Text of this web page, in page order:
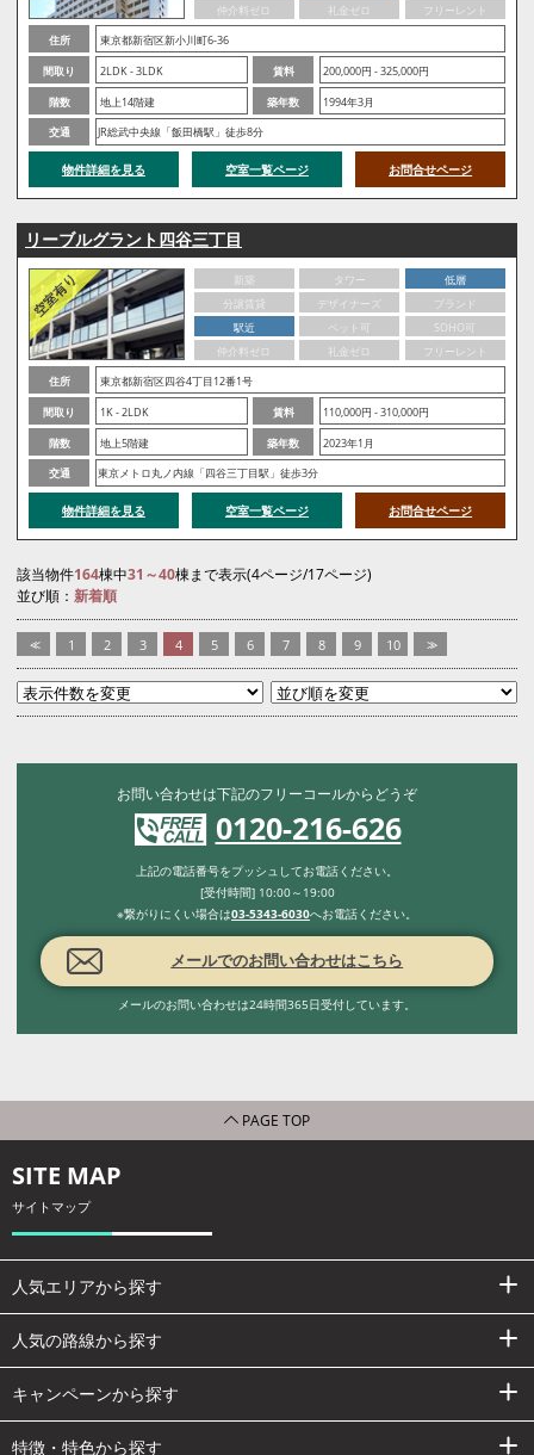
仲介料ゼロ
礼金ゼロ
フリーレント
住所
東京都新宿区新小川町6-36
間取り
2LDK - 3LDK 賃料
200,000円 - 325,000円
階数
地上14階建 築年数
1994年3月
交通
JR総武中央線「飯田橋駅」徒歩8分
物件詳細を見る 空室一覧ページ お問合せページ
リーブルグラント四谷三丁目
新築 タワー
低層
分譲賃貸
デザイナーズ
ブランド
駅近
ペット可
SOHO可
仲介料ゼロ
礼金ゼロ
フリーレント
住所
東京都新宿区四谷4丁目12番1号
間取り
1K - 2LDK 賃料
110,000円 - 310,000円
階数
地上5階建 築年数
2023年1月
交通
東京メトロ丸ノ内線「四谷三丁目駅」徒歩3分
物件詳細を見る 空室一覧ページ お問合せページ
該当物件164棟中31～40棟まで表示(4ページ/17ページ)
並び順： 新着順
<< 1 2 3 4 5 6 7 8 9 10 >>
お問い合わせは下記のフリーコールからどうぞ
0120-216-626
上記の電話番号をプッシュしてお電話ください。
[受付時間] 10:00～19:00
※繋がりにくい場合は03-5343-6030へお電話ください。
メールでのお問い合わせはこちら
メールのお問い合わせは24時間365日受付しています。
PAGE TOP
SITE MAP
サイトマップ
人気エリアから探す
人気の路線から探す
キャンペーンから探す
特徴・特色から探す